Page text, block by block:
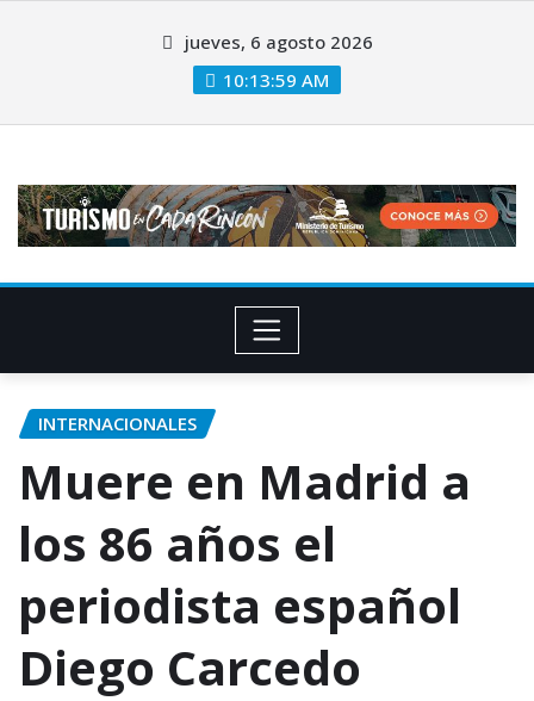
jueves, 6 agosto 2026
10:14:00 AM
INTERNACIONALES
Muere en Madrid a
los 86 años el
periodista español
Diego Carcedo